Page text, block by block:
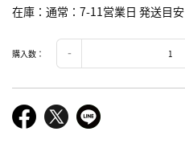
在庫 通常：7-11営業日 発送目安
購入数：